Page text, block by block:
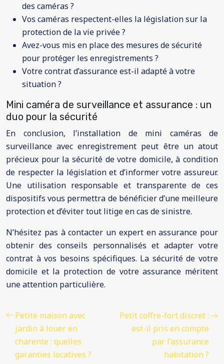
des caméras ?
Vos caméras respectent-elles la législation sur la
protection de la vie privée ?
Avez-vous mis en place des mesures de sécurité
pour protéger les enregistrements ?
Votre contrat d’assurance est-il adapté à votre
situation ?
Mini caméra de surveillance et assurance : un
duo pour la sécurité
En conclusion, l’installation de mini caméras de
surveillance avec enregistrement peut être un atout
précieux pour la sécurité de votre domicile, à condition
de respecter la législation et d’informer votre assureur.
Une utilisation responsable et transparente de ces
dispositifs vous permettra de bénéficier d’une meilleure
protection et d’éviter tout litige en cas de sinistre.
N’hésitez pas à contacter un expert en assurance pour
obtenir des conseils personnalisés et adapter votre
contrat à vos besoins spécifiques. La sécurité de votre
domicile et la protection de votre assurance méritent
une attention particulière.
Petite maison avec
jardin à louer en
charente : quelles
garanties locatives ?
Petit coffre-fort discret :
est-il pris en compte
par l’assurance
habitation ?